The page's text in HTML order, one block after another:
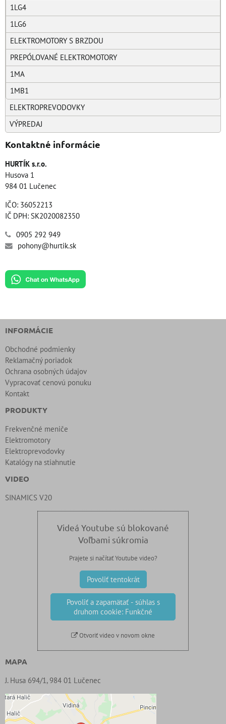
1LG4
1LG6
ELEKTROMOTORY S BRZDOU
PREPÓLOVANÉ ELEKTROMOTORY
1MA
1MB1
ELEKTROPREVODOVKY
VÝPREDAJ
Kontaktné informácie
HURTÍK s.r.o.
Husova 1
984 01 Lučenec
IČO: 36052213
IČ DPH: SK2020082350
0905 292 949
pohony@hurtik.sk
INFORMÁCIE
Obchodné podmienky
Reklamačný poriadok
Ochrana osobných údajov
Vypracovať cenovú ponuku
Kontakt
PRODUKTY
Frekvenčné meniče
Elektromotory
Elektroprevodovky
Katalógy na stiahnutie
VIDEO
SINAMICS V20
Videá Youtube sú blokované
Voľbami súkromia
Prajete si načítať Youtube video?
Povoliť tentokrát
Povoliť a zapamätať - súhlas s
druhom cookie: Funkčné
Otvoriť video v novom okne
MAPA
J. Husa 694/1, 984 01 Lučenec